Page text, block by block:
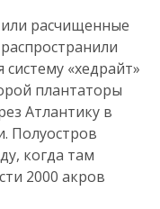
расчищенные
«хедрайт»
плантаторы
Атлантику в
Полуостров
когда там
2000 акров